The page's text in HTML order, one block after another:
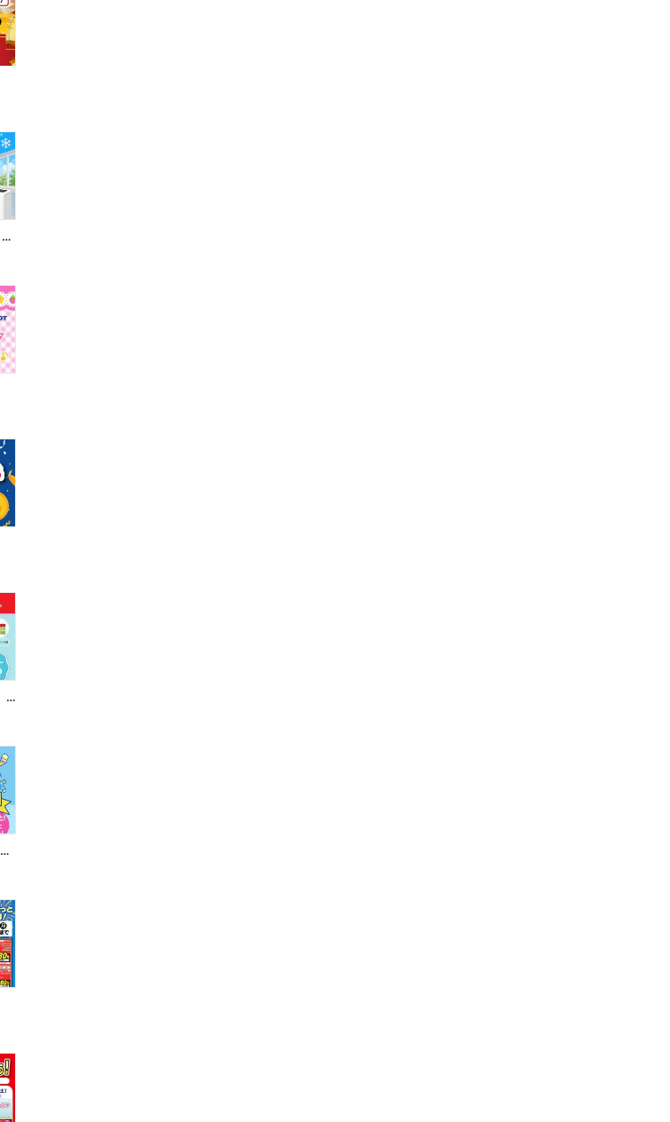
暑い夏をスポットクーラーで涼しく過ごそう!
『ぽこ あ ポケモン』を始めるなら、いま。
POCHACCO×YAMADA コラボキャンペーン!